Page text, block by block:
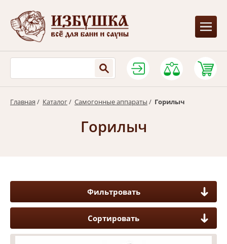
Главная / Каталог/ Самогонные аппараты / Горилыч
Горилыч
Фильтровать
Сортировать